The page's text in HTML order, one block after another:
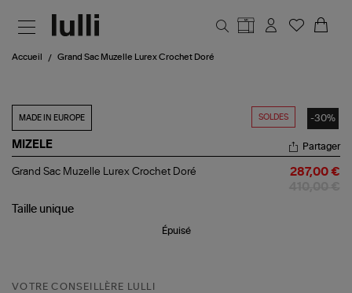
Accueil Grand Sac Muzelle Lurex Crochet Doré
SOLDES -30%
MADE IN EUROPE
MIZELE
Grand
Lurex
Partager
Grand Sac Muzelle Lurex Crochet Doré 287,00 €
Taille unique
Épuisé
VOTRE CONSEILLÈRE LULLI